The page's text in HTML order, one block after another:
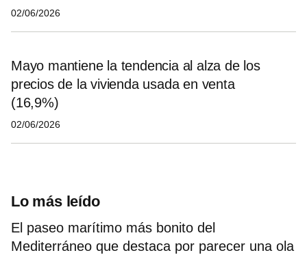
02/06/2026
Mayo mantiene la tendencia al alza de los
precios de la vivienda usada en venta
(16,9%)
02/06/2026
Lo más leído
El paseo marítimo más bonito del
Mediterráneo que destaca por parecer una ola